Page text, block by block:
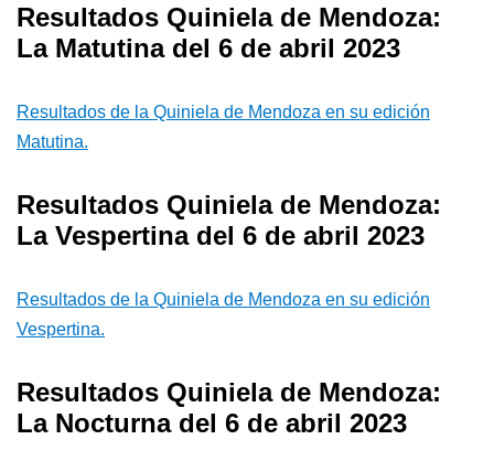
Resultados Quiniela de Mendoza:
La Matutina del 6 de abril 2023
Resultados de la Quiniela de Mendoza en su edición
Matutina.
Resultados Quiniela de Mendoza:
La Vespertina del 6 de abril 2023
Resultados de la Quiniela de Mendoza en su edición
Vespertina.
Resultados Quiniela de Mendoza:
La Nocturna del 6 de abril 2023